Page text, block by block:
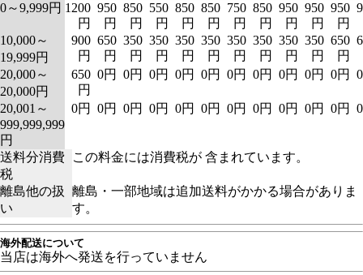
0～9,999円 1200
円
950
円
850
円
550
円
850
円
850
円
750
円
850
円
950
円
950
円
950
円
10,000～
19,999円
900
円
650
円
350
円
350
円
350
円
350
円
350
円
350
円
350
円
350
円
650
円
20,000～
20,000円
650
円
0円 0円 0円 0円 0円 0円 0円 0円 0円 0円
20,001～
999,999,999
円
0円 0円 0円 0円 0円 0円 0円 0円 0円 0円 0円
送料分消費
税
この料金には消費税が 含まれています。
離島他の扱
い
離島・一部地域は追加送料がかかる場合がありま
す。
海外配送について
当店は海外へ発送を行っていません